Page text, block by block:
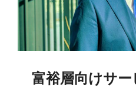
富裕層向けサ